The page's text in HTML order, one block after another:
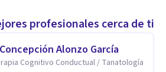
profesionales cerca de ti
Alonzo García
Cognitivo Conductual / Tanatología